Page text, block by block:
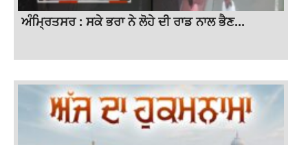
ਅੰਮ੍ਰਿਤਸਰ : ਸਕੇ ਭਰਾ ਨੇ ਲੋਹੇ ਦੀ ਰਾਡ ਨਾਲ ਭੈਣ...